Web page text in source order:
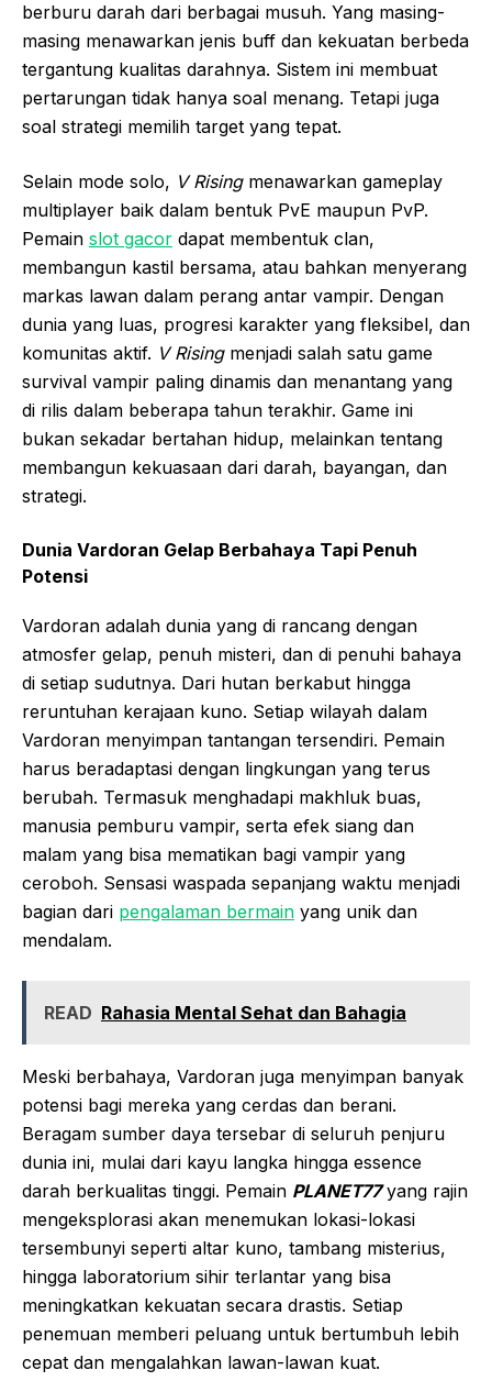
berburu darah dari berbagai musuh. Yang masing-
masing menawarkan jenis buff dan kekuatan berbeda
tergantung kualitas darahnya. Sistem ini membuat
pertarungan tidak hanya soal menang. Tetapi juga
soal strategi memilih target yang tepat.
Selain mode solo, V Risingmenawarkan gameplay
multiplayer baik dalam bentuk PvE maupun PvP.
Pemain slot gacor dapat membentuk clan,
membangun kastil bersama, atau bahkan menyerang
markas lawan dalam perang antar vampir. Dengan
dunia yang luas, progresi karakter yang fleksibel, dan
komunitas aktif. V Risingmenjadi salah satu game
survival vampir paling dinamis dan menantang yang
di rilis dalam beberapa tahun terakhir. Game ini
bukan sekadar bertahan hidup, melainkan tentang
membangun kekuasaan dari darah, bayangan, dan
strategi.
Dunia Vardoran Gelap Berbahaya Tapi Penuh
Potensi
Vardoran adalah dunia yang di rancang dengan
atmosfer gelap, penuh misteri, dan di penuhi bahaya
di setiap sudutnya. Dari hutan berkabut hingga
reruntuhan kerajaan kuno. Setiap wilayah dalam
Vardoran menyimpan tantangan tersendiri. Pemain
harus beradaptasi dengan lingkungan yang terus
berubah. Termasuk menghadapi makhluk buas,
manusia pemburu vampir, serta efek siang dan
malam yang bisa mematikan bagi vampir yang
ceroboh. Sensasi waspada sepanjang waktu menjadi
bagian dari pengalaman bermain yang unik dan
mendalam.
READ Rahasia Mental Sehat dan Bahagia
Meski berbahaya, Vardoran juga menyimpan banyak
potensi bagi mereka yang cerdas dan berani.
Beragam sumber daya tersebar di seluruh penjuru
dunia ini, mulai dari kayu langka hingga essence
darah berkualitas tinggi. Pemain PLANET77yang rajin
mengeksplorasi akan menemukan lokasi-lokasi
tersembunyi seperti altar kuno, tambang misterius,
hingga laboratorium sihir terlantar yang bisa
meningkatkan kekuatan secara drastis. Setiap
penemuan memberi peluang untuk bertumbuh lebih
cepat dan mengalahkan lawan-lawan kuat.